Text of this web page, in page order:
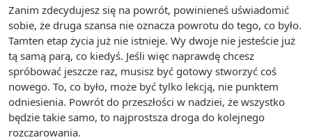
Zanim zdecydujesz się na powrót, powinieneś uświadomić
sobie, że druga szansa nie oznacza powrotu do tego, co było.
Tamten etap życia już nie istnieje. Wy dwoje nie jesteście już
tą samą parą, co kiedyś. Jeśli więc naprawdę chcesz
spróbować jeszcze raz, musisz być gotowy stworzyć coś
nowego. To, co było, może być tylko lekcją, nie punktem
odniesienia. Powrót do przeszłości w nadziei, że wszystko
będzie takie samo, to najprostsza droga do kolejnego
rozczarowania.